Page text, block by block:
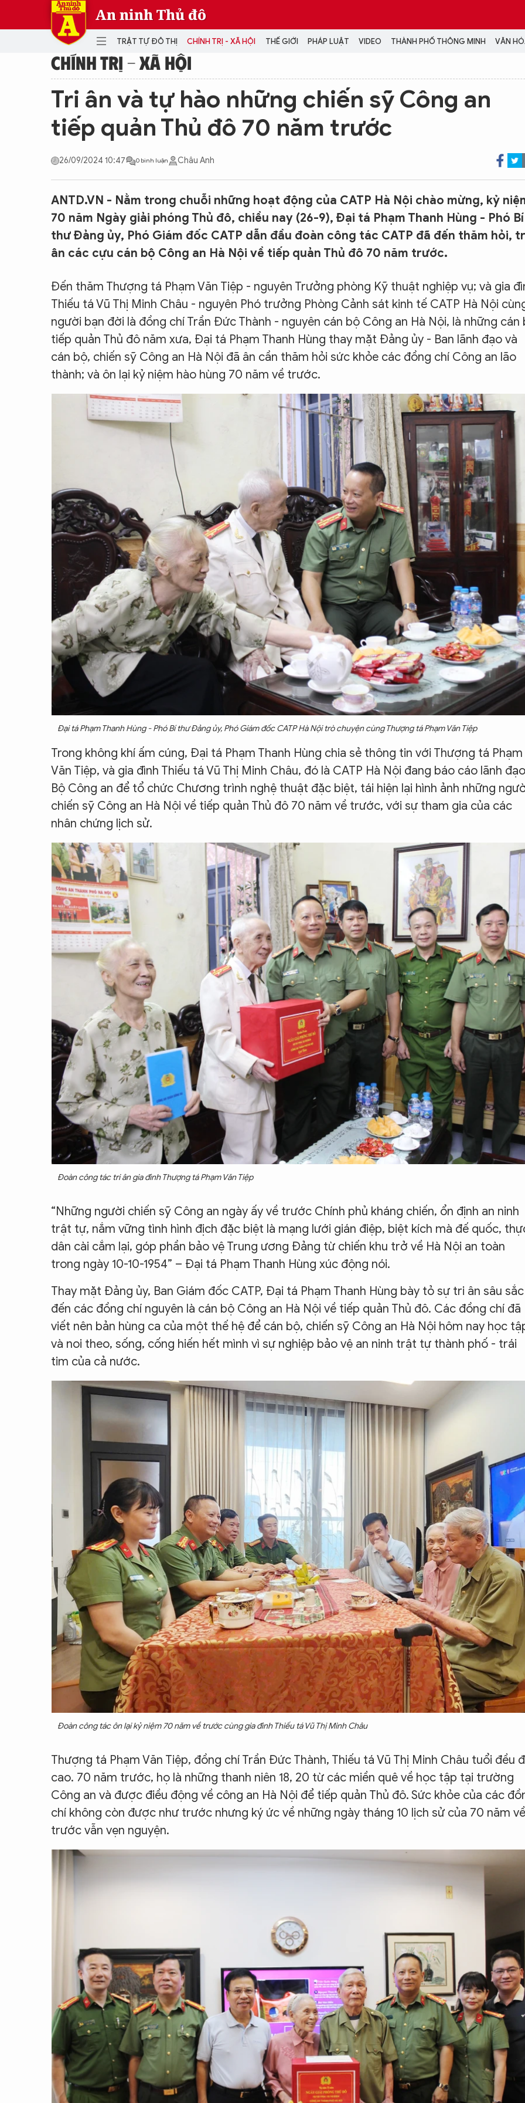
An ninh Thủ đô
TRẬT TỰ ĐÔ THỊ CHÍNH TRỊ - XÃ HỘI THẾ GIỚI PHÁP LUẬT VIDEO THÀNH PHỐ THÔNG MINH VĂN
TRẬT TỰ ĐÔ THỊ CHÍNH TRỊ - XÃ HỘI
Đại hội Đảng
THẾ GIỚI PHÁP LUẬT
THÀNH PHỐ THÔNG MINH
THỂ THAO
SỐNG Ở HÀ NỘI
KINH DOANH
MULTIMEDIA
Podcast
Video
Infographic
VIDEO
LỊCH VẠN SỰ
CHÍNH TRỊ - XÃ HỘI
Tri ân và tự hào những chiến sỹ Công an
tiếp quản Thủ đô 70 năm trước
26/09/2024 10:47 0 bình luận Châu Anh
ANTD.VN - Nằm trong chuỗi những hoạt động của CATP Hà Nội chào mừng, kỷ
70 năm Ngày giải phóng Thủ đô, chiều nay (26-9), Đại tá Phạm Thanh Hùng - Phó Bí
thư Đảng ủy, Phó Giám đốc CATP dẫn đầu đoàn công tác CATP đã đến thăm hỏi,
ân các cựu cán bộ Công an Hà Nội về tiếp quản Thủ đô 70 năm trước.
Đến thăm Thượng tá Phạm Văn Tiệp - nguyên Trưởng phòng Kỹ thuật nghiệp vụ; và gia
Thiếu tá Vũ Thị Minh Châu - nguyên Phó trưởng Phòng Cảnh sát kinh tế CATP Hà Nội
người bạn đời là đồng chí Trần Đức Thành - nguyên cán bộ Công an Hà Nội, là những cán
tiếp quản Thủ đô năm xưa, Đại tá Phạm Thanh Hùng thay mặt Đảng ủy - Ban lãnh đạo và
cán bộ, chiến sỹ Công an Hà Nội đã ân cần thăm hỏi sức khỏe các đồng chí Công an lão
thành; và ôn lại kỷ niệm hào hùng 70 năm về trước.
Đại tá Phạm Thanh Hùng - Phó Bí thư Đảng ủy, Phó Giám đốc CATP Hà Nội trò chuyện cùng Thượng tá Phạm Văn Tiệp
Trong không khí ấm cúng, Đại tá Phạm Thanh Hùng chia sẻ thông tin với Thượng tá Phạm
Văn Tiệp, và gia đình Thiếu tá Vũ Thị Minh Châu, đó là CATP Hà Nội đang báo cáo lãnh đạo
Bộ Công an để tổ chức Chương trình nghệ thuật đặc biệt, tái hiện lại hình ảnh những
chiến sỹ Công an Hà Nội về tiếp quản Thủ đô 70 năm về trước, với sự tham gia của các
nhân chứng lịch sử.
Đoàn công tác tri ân gia đình Thượng tá Phạm Văn Tiệp
“Những người chiến sỹ Công an ngày ấy về trước Chính phủ kháng chiến, ổn định an ninh
trật tự, nắm vững tình hình địch đặc biệt là mạng lưới gián điệp, biệt kích mà đế quốc,
dân cài cắm lại, góp phần bảo vệ Trung ương Đảng từ chiến khu trở về Hà Nội an toàn
trong ngày 10-10-1954” – Đại tá Phạm Thanh Hùng xúc động nói.
Thay mặt Đảng ủy, Ban Giám đốc CATP, Đại tá Phạm Thanh Hùng bày tỏ sự tri ân sâu sắc
đến các đồng chí nguyên là cán bộ Công an Hà Nội về tiếp quản Thủ đô. Các đồng chí đã
viết nên bản hùng ca của một thế hệ để cán bộ, chiến sỹ Công an Hà Nội hôm nay học
và noi theo, sống, cống hiến hết mình vì sự nghiệp bảo vệ an ninh trật tự thành phố - trái
tim của cả nước.
Đoàn công tác ôn lại kỷ niệm 70 năm về trước cùng gia đình Thiếu tá Vũ Thị Minh Châu
Thượng tá Phạm Văn Tiệp, đồng chí Trần Đức Thành, Thiếu tá Vũ Thị Minh Châu tuổi đều
cao. 70 năm trước, họ là những thanh niên 18, 20 từ các miền quê về học tập tại trường
Công an và được điều động về công an Hà Nội để tiếp quản Thủ đô. Sức khỏe của các
chí không còn được như trước nhưng ký ức về những ngày tháng 10 lịch sử của 70 năm về
trước vẫn vẹn nguyện.